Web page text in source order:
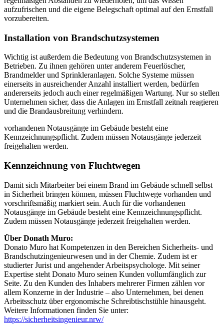
aufzufrischen und die eigene Belegschaft optimal auf den Ernstfall
vorzubereiten.
Installation von Brandschutzsystemen
Wichtig ist außerdem die Bedeutung von Brandschutzsystemen in
Betrieben. Zu ihnen gehören unter anderem Feuerlöscher,
Brandmelder und Sprinkleranlagen. Solche Systeme müssen
einerseits in ausreichender Anzahl installiert werden, bedürfen
andererseits jedoch auch einer regelmäßigen Wartung. Nur so stellen
Unternehmen sicher, dass die Anlagen im Ernstfall zeitnah reagieren
und die Brandausbreitung verhindern.
vorhandenen Notausgänge im Gebäude besteht eine
Kennzeichnungspflicht. Zudem müssen Notausgänge jederzeit
freigehalten werden.
Kennzeichnung von Fluchtwegen
Damit sich Mitarbeiter bei einem Brand im Gebäude schnell selbst
in Sicherheit bringen können, müssen Fluchtwege vorhanden und
vorschriftsmäßig markiert sein. Auch für die vorhandenen
Notausgänge im Gebäude besteht eine Kennzeichnungspflicht.
Zudem müssen Notausgänge jederzeit freigehalten werden.
Über Donath Muro:
Donato Muro hat Kompetenzen in den Bereichen Sicherheits- und
Brandschutzingenieurwesen und in der Chemie. Zudem ist er
studierter Jurist und angehender Arbeitspsychologe. Mit seiner
Expertise steht Donato Muro seinen Kunden vollumfänglich zur
Seite. Zu den Kunden des Inhabers mehrerer Firmen zählen vor
allem Konzerne in der Industrie – also Unternehmen, bei denen
Arbeitsschutz über ergonomische Schreibtischstühle hinausgeht.
Weitere Informationen finden Sie unter:
https://sicherheitsingenieur.nrw/